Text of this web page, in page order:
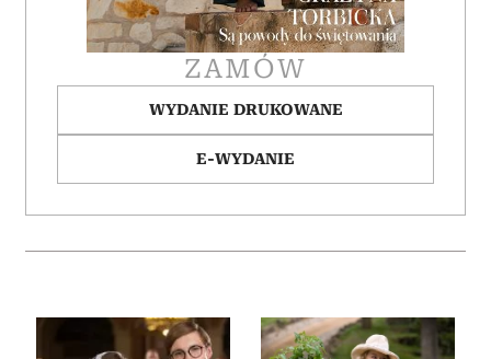
ZAMÓW
WYDANIE DRUKOWANE
E-WYDANIE